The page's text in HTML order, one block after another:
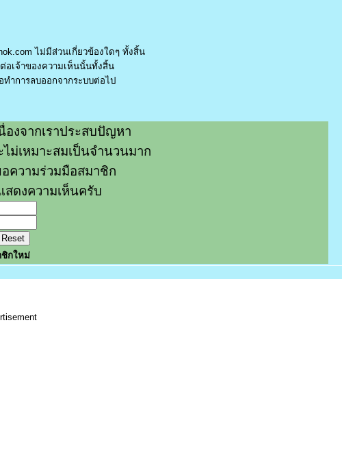
ไม่มีส่วนเกี่ยวข้องใดๆ ทั้งสิ้น
อเจ้าของความเห็นนั้นทั้งสิ้น
ทำการลบออกจากระบบต่อไป
องจากเราประสบปัญหา
ม่เหมาะสมเป็นจำนวนมาก
ความร่วมมือสมาชิก
ดงความเห็นครับ
กใหม่